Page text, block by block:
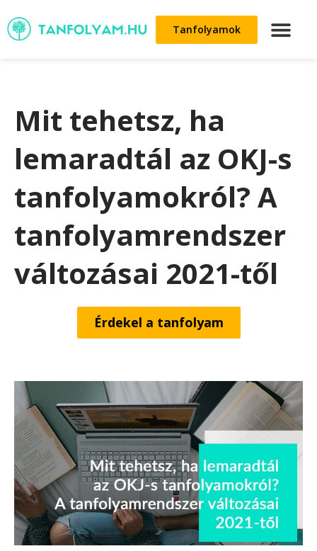
Tanfolyamok
Mit tehetsz, ha
lemaradtál az OKJ-s
tanfolyamokról? A
tanfolyamrendszer
változásai 2021-től
Érdekel a tanfolyam